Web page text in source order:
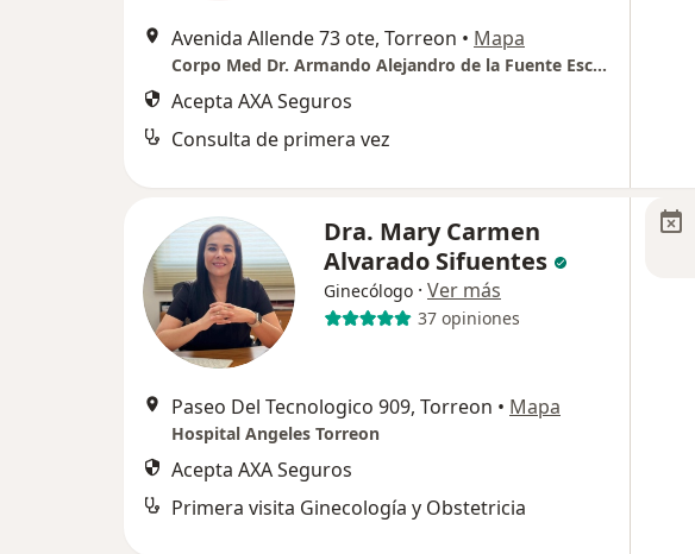
Avenida Allende 73 ote, Torreon • Mapa
Corpo Med Dr. Armando Alejandro de la Fuente Escandón
Acepta AXA Seguros
Consulta de primera vez
Dra. Mary Carmen
Alvarado Sifuentes
Ginecólogo · Ver más
37 opiniones
Paseo Del Tecnologico 909, Torreon • Mapa
Hospital Angeles Torreon
Acepta AXA Seguros
Primera visita Ginecología y Obstetricia